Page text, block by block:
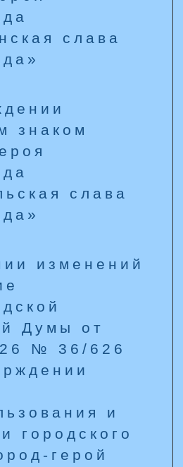
слава
знаком
слава
изменений
Думы от
№ 36/626
и
городского
герой